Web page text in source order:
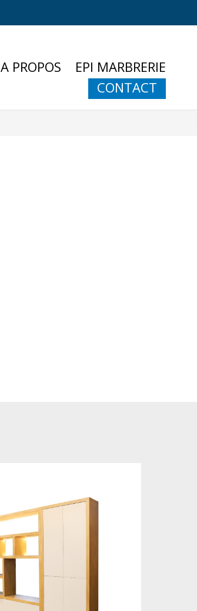
A PROPOS
EPI MARBRERIE
CONTACT